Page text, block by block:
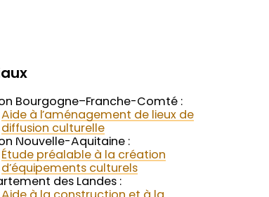
Bourgogne–Franche-Comté :
Aide à l’aménagement de lieux de
diffusion culturelle
Nouvelle-Aquitaine :
Étude préalable à la création
d’équipements culturels
des Landes :